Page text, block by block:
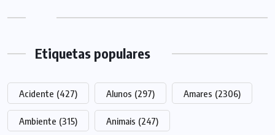
Etiquetas populares
Acidente (427) Alunos (297) Amares (2306)
Ambiente (315) Animais (247)